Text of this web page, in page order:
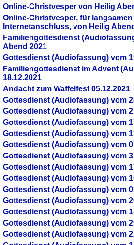
Online-Christvesper von Heilig
Online-Christvesper, für langsamen
Internetanschluss, von Heilig
Familiengottesdienst
Abend 2021
Gottesdienst (Audiofassung) vom
Familiengottesdienst im Advent
18.12.2021
Andacht zum Waffelfest 05.12.2021
Gottesdienst (Audiofassung) vom
Gottesdienst (Audiofassung) vom
Gottesdienst (Audiofassung) vom
Gottesdienst (Audiofassung) vom
Gottesdienst (Audiofassung) vom
Gottesdienst (Audiofassung) vom
Gottesdienst (Audiofassung) vom
Gottesdienst (Audiofassung) vom
Gottesdienst (Audiofassung) vom
Gottesdienst (Audiofassung) vom
Gottesdienst (Audiofassung) vom
Gottesdienst (Audiofassung) vom
Gottesdienst (Audiofassung) vom